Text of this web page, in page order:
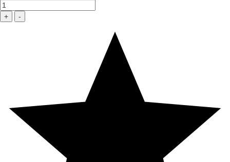
+ -